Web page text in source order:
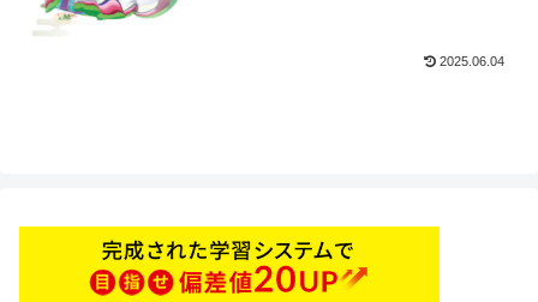
2025.06.04